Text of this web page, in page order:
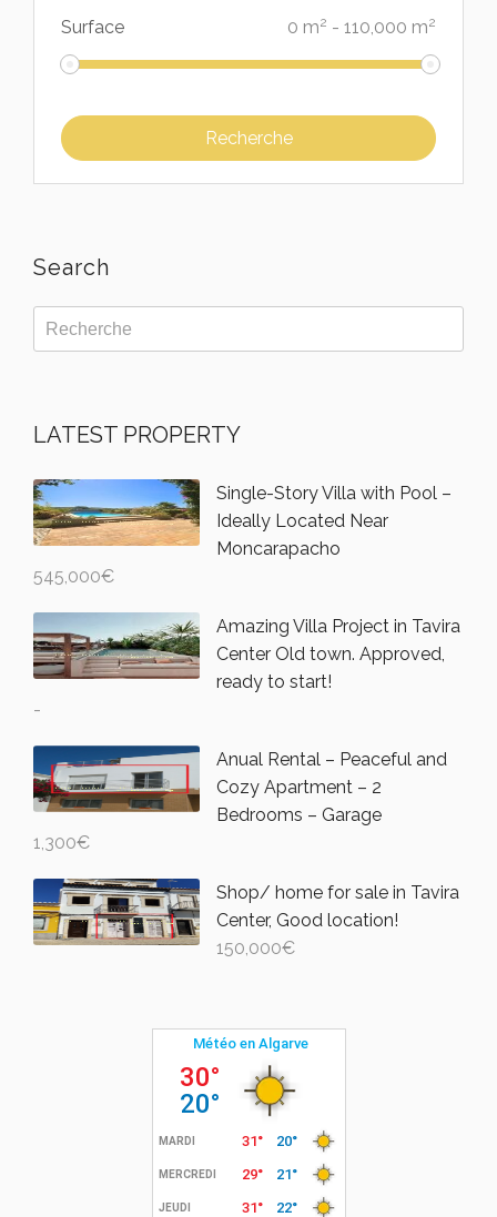
Surface 0 m2 - 110,000 m2
Search
LATEST PROPERTY
Single-Story Villa with Pool –
Ideally Located Near
Moncarapacho
545,000€
Amazing Villa Project in Tavira
Center Old town. Approved,
ready to start!
-
Anual Rental – Peaceful and
Cozy Apartment – 2
Bedrooms – Garage
1,300€
Shop/ home for sale in Tavira
Center, Good location!
150,000€